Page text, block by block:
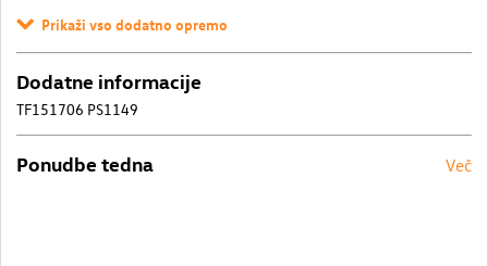
Prikaži vso dodatno opremo
Dodatne informacije
TF151706 PS1149
Ponudbe tedna Več